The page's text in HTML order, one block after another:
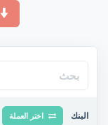
البنك اختر العملة